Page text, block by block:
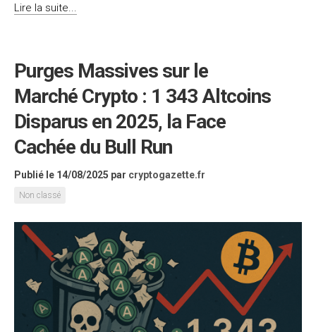
Lire la suite...
Purges Massives sur le
Marché Crypto : 1 343 Altcoins
Disparus en 2025, la Face
Cachée du Bull Run
Publié le 14/08/2025 par cryptogazette.fr
Non classé